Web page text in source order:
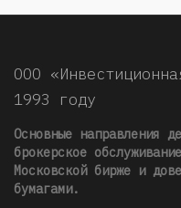
ООО
1993 году
Основные направления
брокерское
Московской бирже и
бумагами.